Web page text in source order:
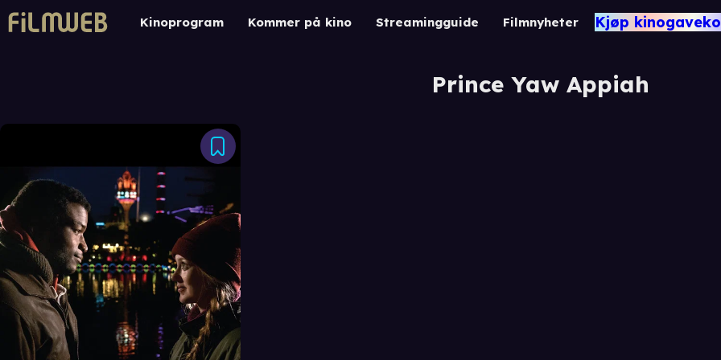
Kinoprogram Kommer på kino Streamingguide Filmnyheter Kjøp
Prince Yaw Appiah